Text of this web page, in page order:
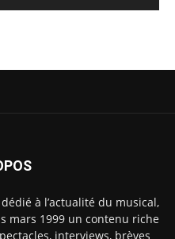
à l’actualité du musical,
mars 1999 un contenu riche
interviews, brèves